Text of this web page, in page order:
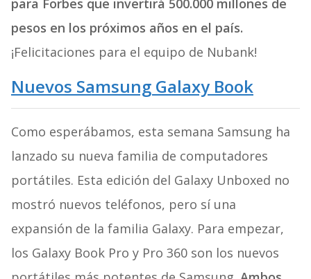
para Forbes que invertirá 500.000 millones de
pesos en los próximos años en el país.
¡Felicitaciones para el equipo de Nubank!
Nuevos Samsung Galaxy Book
Como esperábamos, esta semana Samsung ha
lanzado su nueva familia de computadores
portátiles. Esta edición del Galaxy Unboxed no
mostró nuevos teléfonos, pero sí una
expansión de la familia Galaxy. Para empezar,
los Galaxy Book Pro y Pro 360 son los nuevos